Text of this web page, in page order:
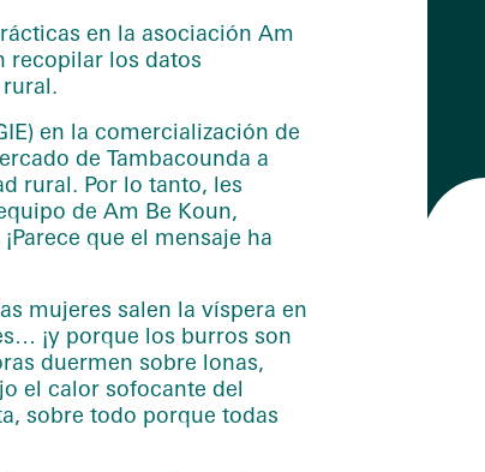
en la asociación Am
recopilar los datos
en la comercialización de
de Tambacounda a
rural. Por lo tanto, les
de Am Be Koun,
que el mensaje ha
mujeres salen la víspera en
¡y porque los burros son
duermen sobre lonas,
el calor sofocante del
sobre todo porque todas